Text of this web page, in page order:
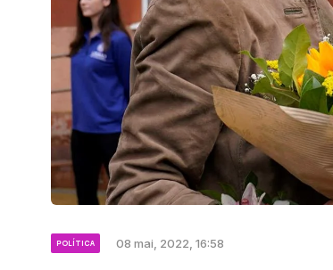
POLÍTICA 08 mai, 2022, 16:58